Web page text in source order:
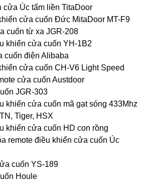
cửa Úc tấm liền TitaDoor
cửa cuốn Đức MitaDoor MT-F9
cuốn từ xa JGR-208
khiển cửa cuốn YH-1B2
cuốn điện Alibaba
cửa cuốn CH-V6 Light Speed
cửa cuốn Austdoor
JGR-303
khiển cửa cuốn mã gạt sóng 433Mhz
Tiger, HSX
khiển cửa cuốn HD con rồng
remote điều khiển cửa cuốn Úc
cuốn YS-189
Houle